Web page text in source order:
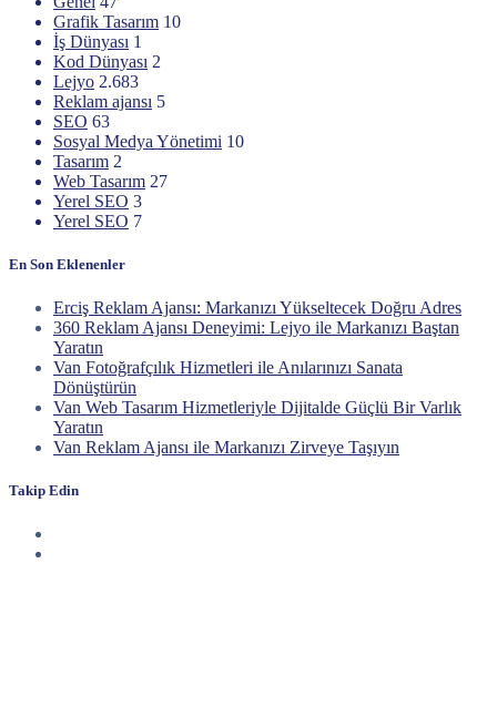
Grafik Tasarım 10
İş Dünyası 1
Kod Dünyası 2
Lejyo 2.683
Reklam ajansı 5
SEO 63
Sosyal Medya Yönetimi 10
Tasarım 2
Web Tasarım 27
Yerel SEO 3
Yerel SEO 7
En Son Eklenenler
Erciş Reklam Ajansı: Markanızı Yükseltecek Doğru Adres
360 Reklam Ajansı Deneyimi: Lejyo ile Markanızı Baştan
Yaratın
Van Fotoğrafçılık Hizmetleri ile Anılarınızı Sanata
Dönüştürün
Van Web Tasarım Hizmetleriyle Dijitalde Güçlü Bir Varlık
Yaratın
Van Reklam Ajansı ile Markanızı Zirveye Taşıyın
Takip Edin